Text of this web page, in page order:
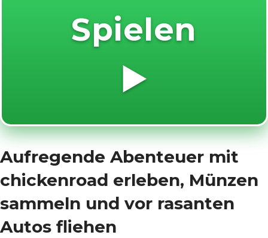
Spielen
▶️
Aufregende Abenteuer mit
chickenroad erleben, Münzen
sammeln und vor rasanten
Autos fliehen